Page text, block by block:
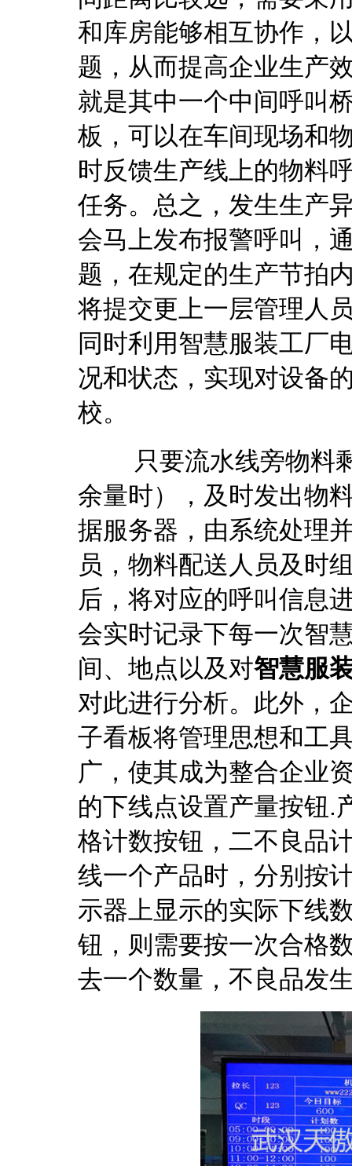
和库房能够相互协作，
题，从而提高企业生产
就是其中一个中间呼叫
板，可以在车间现场和
时反馈生产线上的物料
任务。总之，发生生产
会马上发布报警呼叫，
题，在规定的生产节拍
将提交更上一层管理人
同时利用智慧服装工厂
况和状态，实现对设备
校。
只要流水线旁物料剩
余量时），及时发出物
据服务器，由系统处理
员，物料配送人员及时
后，将对应的呼叫信息
会实时记录下每一次智
间、地点以及对智慧服
对此进行分析。此外，
子看板将管理思想和工
广，使其成为整合企业
的下线点设置产量按钮.
格计数按钮，二不良品
线一个产品时，分别按
示器上显示的实际下线
钮，则需要按一次合格
去一个数量，不良品发